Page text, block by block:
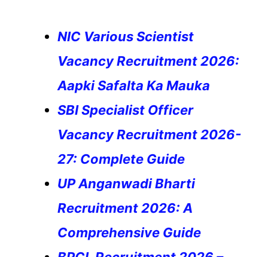
NIC Various Scientist
Vacancy Recruitment 2026:
Aapki Safalta Ka Mauka
SBI Specialist Officer
Vacancy Recruitment 2026-
27: Complete Guide
UP Anganwadi Bharti
Recruitment 2026: A
Comprehensive Guide